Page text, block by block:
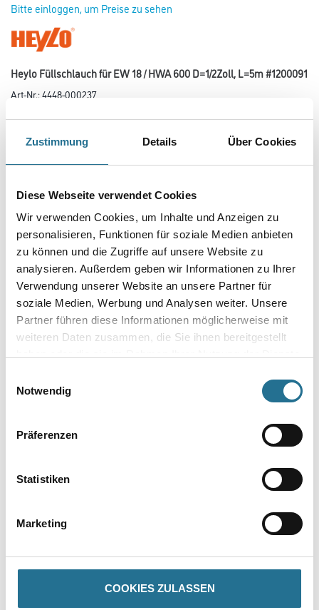
Zustimmung Details Über Cookies
Diese Webseite verwendet Cookies
Wir verwenden Cookies, um Inhalte und Anzeigen zu
personalisieren, Funktionen für soziale Medien anbieten
zu können und die Zugriffe auf unsere Website zu
analysieren. Außerdem geben wir Informationen zu Ihrer
Verwendung unserer Website an unsere Partner für
soziale Medien, Werbung und Analysen weiter. Unsere
Partner führen diese Informationen möglicherweise mit
weiteren Daten zusammen, die Sie ihnen bereitgestellt
Notwendig
Präferenzen
Statistiken
Marketing
COOKIES ZULASSEN
Bitte einloggen, um Preise zu sehen
Heylo Füllschlauch für EW 18 / HWA 600 D=1/2Zoll, L=5m #1200091
Art-Nr.:4448-000237
Umrechnungsfaktoren
- ø 1/2""